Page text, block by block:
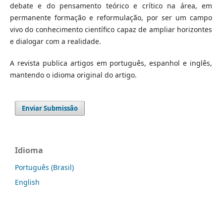
debate e do pensamento teórico e crítico na área, em
permanente formação e reformulação, por ser um campo
vivo do conhecimento científico capaz de ampliar horizontes
e dialogar com a realidade.
A revista publica artigos em português, espanhol e inglês,
mantendo o idioma original do artigo.
Enviar Submissão
Idioma
Português (Brasil)
English